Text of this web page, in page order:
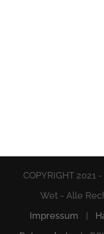
COPYRIGHT 2021 -
Wet - Alle
Impressum